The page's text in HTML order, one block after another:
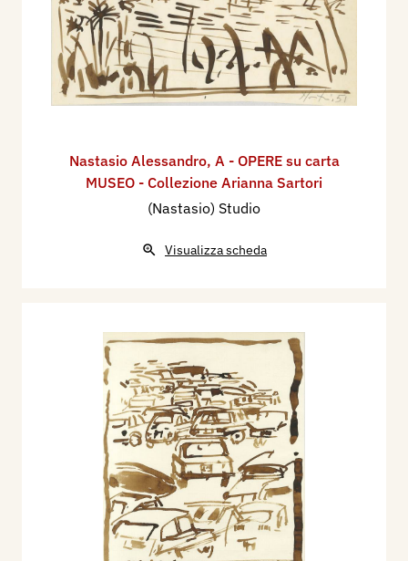
Nastasio Alessandro, A - OPERE su carta
MUSEO - Collezione Arianna Sartori
(Nastasio) Studio
Visualizza scheda